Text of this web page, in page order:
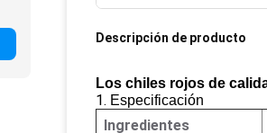
Descripción de producto
Los chiles rojos de
1. Especificación
Ingredientes